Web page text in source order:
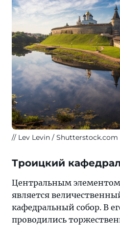
Lev Levin / Shutterstock.com
Троицкий
Центральным элементом
является
кафедральный собор. В
проводились